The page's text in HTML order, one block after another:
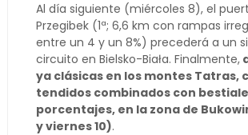
Al día siguiente (miércoles 8), el
Przegibek (1ª; 6,6 km con rampas
entre un 4 y un 8%) precederá a un
circuito en Bielsko-Biała. Finalmente,
ya clásicas en los montes Tatras,
tendidos combinados con
porcentajes, en la zona de
y viernes 10).